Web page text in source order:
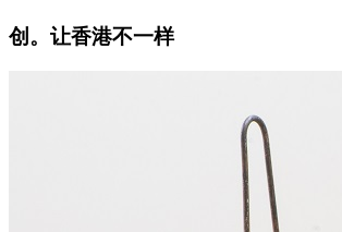
创。让香港不一样